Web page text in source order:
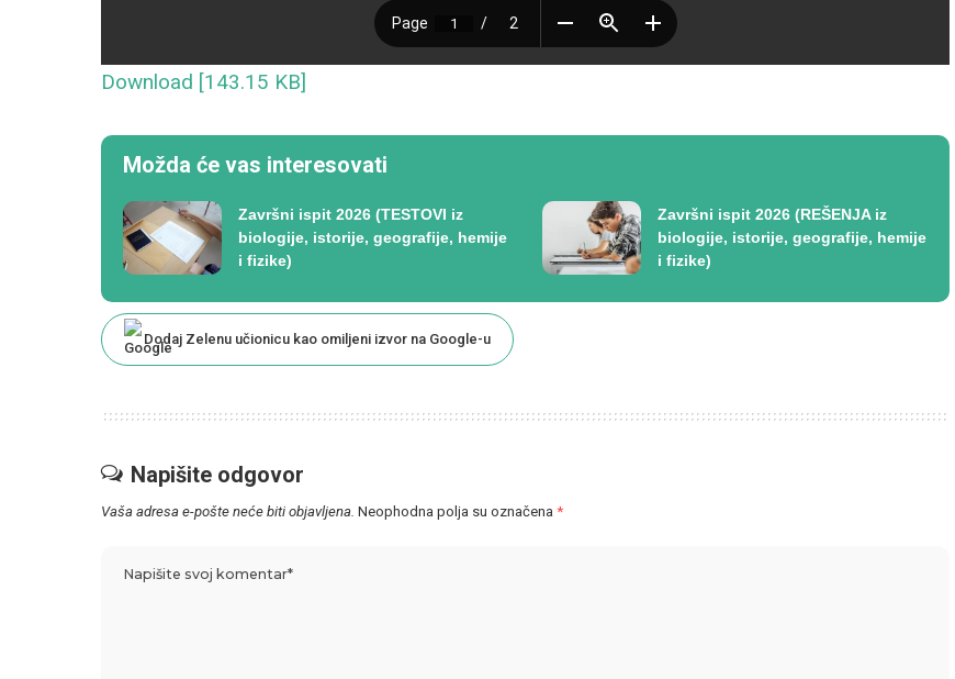
Download [143.15 KB]
Možda će vas interesovati
Završni ispit 2026 (TESTOVI iz
biologije, istorije, geografije, hemije
i fizike)
Završni ispit 2026 (REŠENJA iz
biologije, istorije, geografije, hemije
i fizike)
Dodaj Zelenu učionicu kao omiljeni izvor na Google-u
Napišite odgovor
Vaša adresa e-pošte neće biti objavljena. Neophodna polja su označena *